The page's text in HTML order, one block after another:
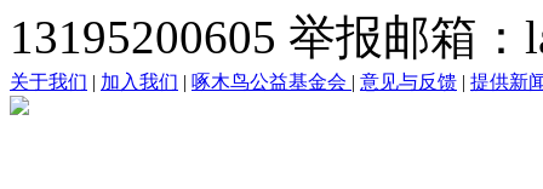
13195200605 举报邮箱
关于我们 | 加入我们 | 啄木鸟公益基金会 | 意见与反馈 | 提供新